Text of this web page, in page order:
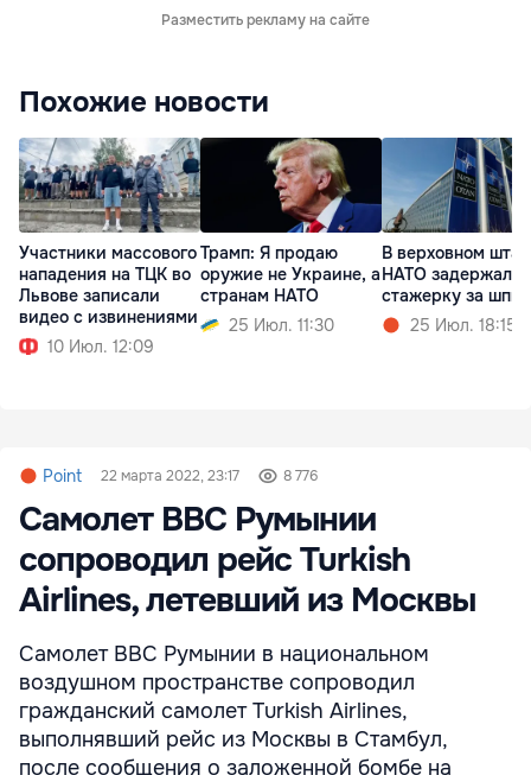
Разместить рекламу на сайте
Похожие новости
Участники массового
нападения на ТЦК во
Львове записали
видео с извинениями
10 Июл. 12:09
Трамп: Я продаю
оружие не Украине, а
странам НАТО
25 Июл. 11:30
В верховном
НАТО задержали
стажерку за
25 Июл. 18:15
Point 22 марта 2022, 23:17 8 776
Самолет ВВС Румынии
сопроводил рейс Turkish
Airlines, летевший из Москвы
Самолет ВВС Румынии в национальном
воздушном пространстве сопроводил
гражданский самолет Turkish Airlines,
выполнявший рейс из Москвы в Стамбул,
после сообщения о заложенной бомбе на